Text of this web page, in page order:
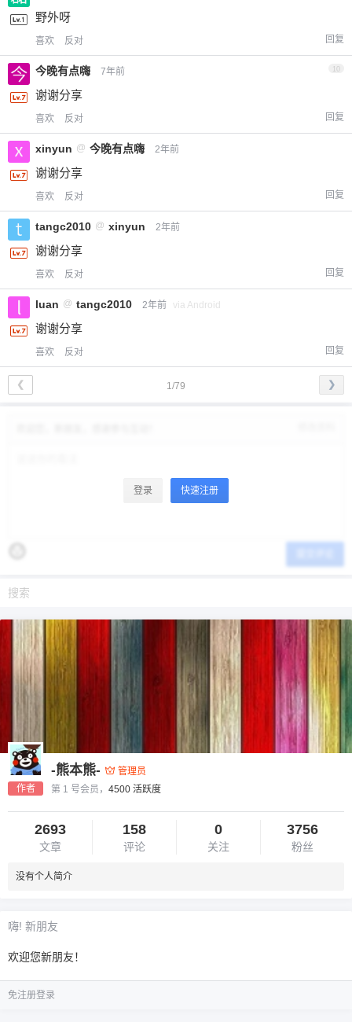
野外呀
喜欢 反对 回复
今晚有点嗨 7年前
谢谢分享
喜欢 反对 回复
xinyun @ 今晚有点嗨 2年前
谢谢分享
喜欢 反对 回复
tangc2010 @ xinyun 2年前
谢谢分享
喜欢 反对 回复
luan @ tangc2010 2年前 via Android
谢谢分享
喜欢 反对 回复
1/79
❮ ❯
登录 快速注册
作者
-熊本熊-
管理员
第 1 号会员， 4500 活跃度
2693
文章
158
评论
0
关注
3756
粉丝
没有个人简介
嗨! 新朋友
欢迎您新朋友！
免注册登录